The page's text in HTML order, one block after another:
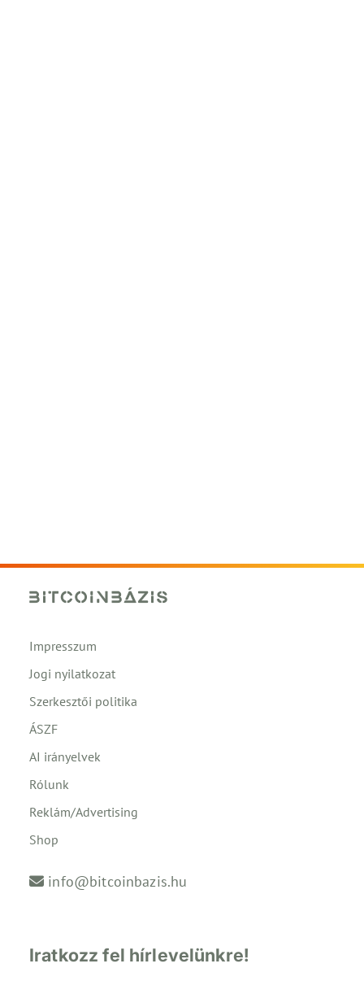
Impresszum
Jogi nyilatkozat
Szerkesztői politika
ÁSZF
AI irányelvek
Rólunk
Reklám/Advertising
Shop
info@bitcoinbazis.hu
Iratkozz fel hírlevelünkre!